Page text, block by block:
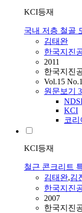
KCI등재
국내 저층 철골
김태완
한국지진
2011
한국지진
Vol.15 No.1
원문보기 3
KCI
코리
KCI등재
철근 콘크리트
김태완,김
한국지진
2007
한국지진